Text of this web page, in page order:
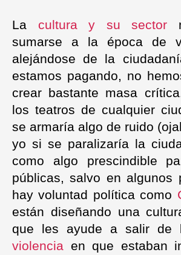
La cultura y su sector
sumarse a la época de
alejándose de la
estamos pagando, no
crear bastante masa
los teatros de cualquier
se armaría algo de ruido
yo si se paralizaría la
como algo prescindible
públicas, salvo en algunos
hay voluntad política como
están diseñando una
que les ayude a salir de
violencia en que estaban